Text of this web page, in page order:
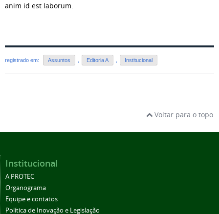
anim id est laborum.
registrado em: Assuntos Editoria A Institucional
Voltar para o topo
Institucional
A PROTEC
Organograma
Equipe e contatos
Política de Inovação e Legislação